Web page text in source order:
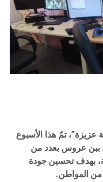
تمّ هذا الأسبوع
عروس بعدد من
بهدف تحسين جودة
من المواطن.